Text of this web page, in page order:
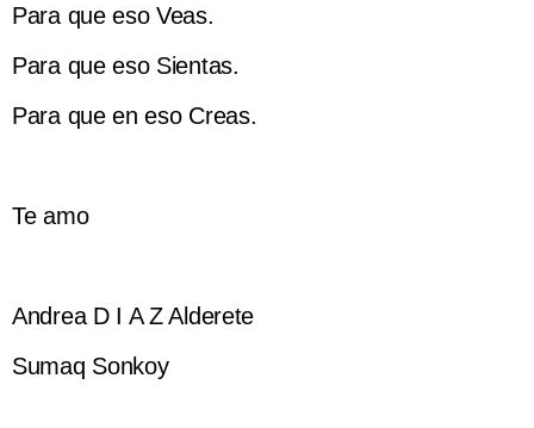
Para que eso Veas.
Para que eso Sientas.
Para que en eso Creas.
Te amo
Andrea D I A Z Alderete
Sumaq Sonkoy